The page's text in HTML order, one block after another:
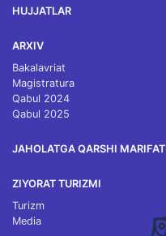
HUJJATLAR
ARXIV
Bakalavriat
Magistratura
Qabul 2024
Qabul 2025
JAHOLATGA QARSHI MARIFAT
ZIYORAT TURIZMI
Turizm
Media